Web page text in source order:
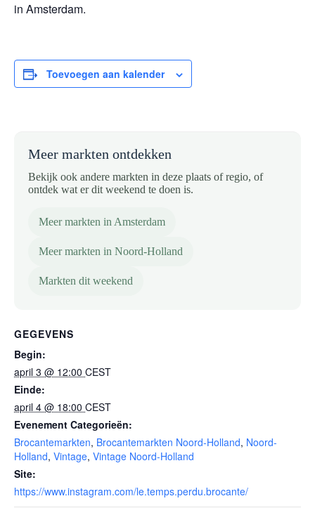
in Amsterdam.
Toevoegen aan kalender
Meer markten ontdekken
Bekijk ook andere markten in deze plaats of regio, of
ontdek wat er dit weekend te doen is.
Meer markten in Amsterdam
Meer markten in Noord-Holland
Markten dit weekend
GEGEVENS
Begin:
april 3 @ 12:00 CEST
Einde:
april 4 @ 18:00 CEST
Evenement Categorieën:
Brocantemarkten, Brocantemarkten Noord-Holland, Noord-
Holland, Vintage, Vintage Noord-Holland
Site:
https://www.instagram.com/le.temps.perdu.brocante/